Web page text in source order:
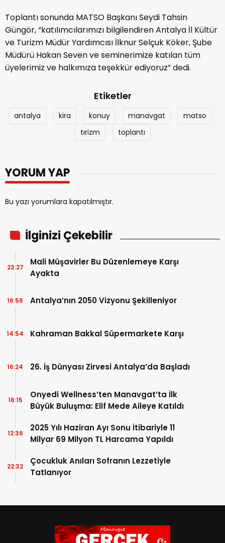
Toplantı sonunda MATSO Başkanı Seydi Tahsin
Güngör, “katılımcılarımızı bilgilendiren Antalya İl Kültür
ve Turizm Müdür Yardımcısı İlknur Selçuk Köker, Şube
Müdürü Hakan Seven ve seminerimize katılan tüm
üyelerimiz ve halkımıza teşekkür ediyoruz” dedi.
Etiketler
antalya kira konuy manavgat
matso
tırizm
toplantı
YORUM YAP
Bu yazı yorumlara kapatılmıştır.
İlginizi Çekebilir
Mali Müşavirler Bu Düzenlemeye Karşı
Ayakta
23:27
Antalya’nın 2050 Vizyonu Şekilleniyor
16:56
Kahraman Bakkal Süpermarkete Karşı
14:54
26. İş Dünyası Zirvesi Antalya’da Başladı
16:24
Onyedi Wellness’ten Manavgat’ta İlk
Büyük Buluşma: Elif Mede Aileye Katıldı
16:15
2025 Yılı Haziran Ayı Sonu İtibariyle 11
Milyar 69 Milyon TL Harcama Yapıldı
12:36
Çocukluk Anıları Sofranın Lezzetiyle
Tatlanıyor
22:32